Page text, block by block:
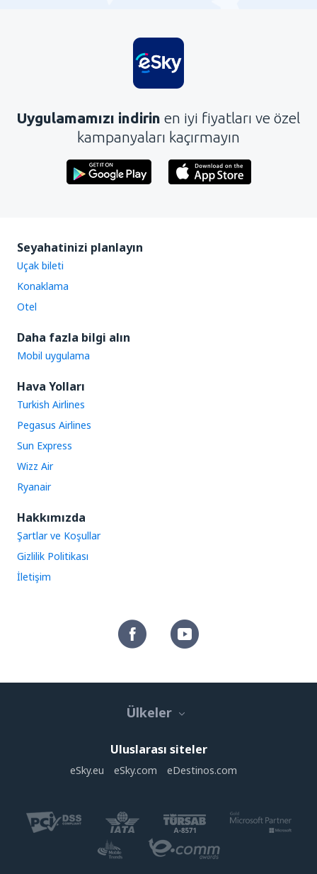
Uygulamamızı indirin en iyi fiyatları ve özel
kampanyaları kaçırmayın
Seyahatinizi planlayın
Uçak bileti
Konaklama
Otel
Daha fazla bilgi alın
Mobil uygulama
Hava Yolları
Turkish Airlines
Pegasus Airlines
Sun Express
Wizz Air
Ryanair
Hakkımızda
Şartlar ve Koşullar
Gizlilik Politikası
İletişim
Ülkeler
Uluslarası siteler
eSky.eu eSky.com eDestinos.com